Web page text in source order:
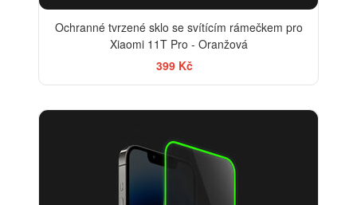
Ochranné tvrzené sklo se svítícím rámečkem pro
Xiaomi 11T Pro - Oranžová
399 Kč